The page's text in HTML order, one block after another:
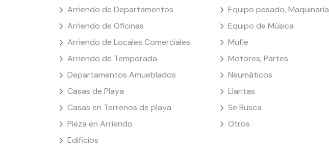
Arriendo de Departamentos
Arriendo de Oficinas
Arriendo de Locales Comerciales
Arriendo de Temporada
Departamentos Amueblados
Casas de Playa
Casas en Terrenos de playa
Pieza en Arriendo
Edificios
Equipo pesado, Maquinaria
Equipo de Música
Mufle
Motores, Partes
Neumáticos
Llantas
Se Busca
Otros